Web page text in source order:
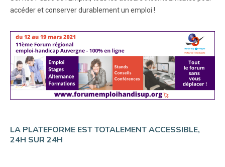
accéder et conserver durablement un emploi !
LA PLATEFORME EST TOTALEMENT ACCESSIBLE,
24H SUR 24H